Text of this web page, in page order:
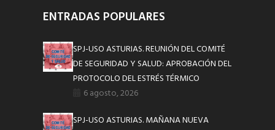
ENTRADAS POPULARES
SPJ-USO ASTURIAS. REUNIÓN DEL COMITÉ
DE SEGURIDAD Y SALUD: APROBACIÓN DEL
PROTOCOLO DEL ESTRÉS TÉRMICO
6 agosto, 2026
SPJ-USO ASTURIAS. MAÑANA NUEVA